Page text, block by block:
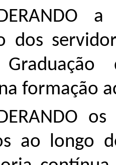
dos
formação
ao longo